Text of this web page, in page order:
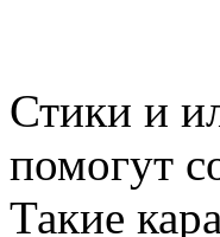
Стики и
помогут
Такие